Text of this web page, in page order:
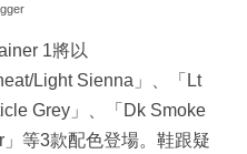
1將以
Light Sienna」、「Lt
Grey」、「Dk Smoke
等3款配色登場。鞋跟疑